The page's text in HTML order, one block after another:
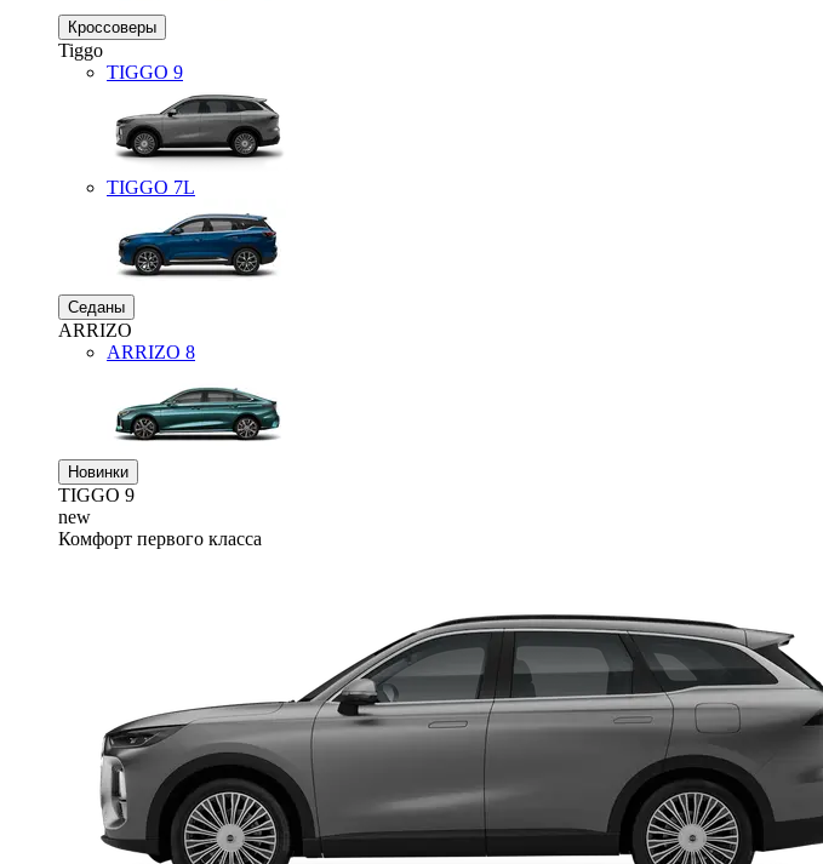
Кроссоверы
Tiggo
TIGGO 9
TIGGO 7L
Седаны
ARRIZO
ARRIZO 8
Новинки
TIGGO 9
new
Комфорт первого класса